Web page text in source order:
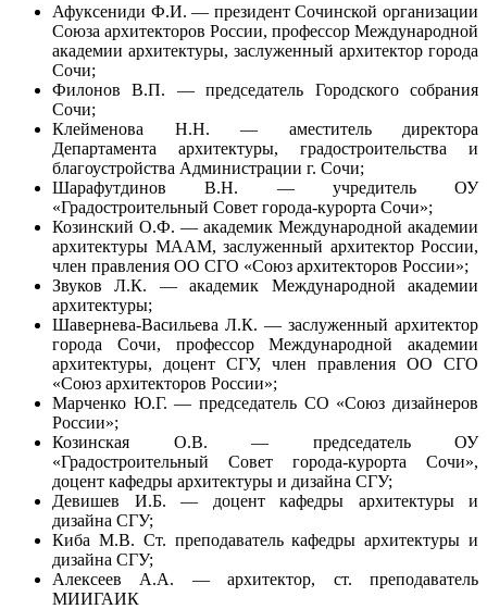
Афуксениди Ф.И. — президент Сочинской организации
Союза архитекторов России, профессор Международной
академии архитектуры, заслуженный архитектор города
Сочи;
Филонов В.П. — председатель Городского собрания
Сочи;
Клейменова Н.Н. — аместитель директора
Департамента архитектуры, градостроительства и
благоустройства Администрации г. Сочи;
Шарафутдинов В.Н. — учредитель ОУ
«Градостроительный Совет города-курорта Сочи»;
Козинский О.Ф. — академик Международной академии
архитектуры МААМ, заслуженный архитектор России,
член правления ОО СГО «Союз архитекторов России»;
Звуков Л.К. — академик Международной академии
архитектуры;
Шавернева-Васильева Л.К. — заслуженный архитектор
города Сочи, профессор Международной академии
архитектуры, доцент СГУ, член правления ОО СГО
«Союз архитекторов России»;
Марченко Ю.Г. — председатель СО «Союз дизайнеров
России»;
Козинская О.В. — председатель ОУ
«Градостроительный Совет города-курорта Сочи»,
доцент кафедры архитектуры и дизайна СГУ;
Девишев И.Б. — доцент кафедры архитектуры и
дизайна СГУ;
Киба М.В. Ст. преподаватель кафедры архитектуры и
дизайна СГУ;
Алексеев А.А. — архитектор, ст. преподаватель
МИИГАИК